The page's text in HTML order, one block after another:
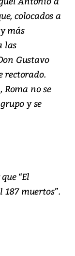
colocados a
más
las
Gustavo
rectorado.
Roma no se
y se
“El
muertos”.